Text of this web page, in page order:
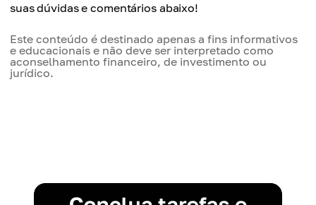
suas dúvidas e comentários abaixo!
Este conteúdo é destinado apenas a fins informativos
e educacionais e não deve ser interpretado como
aconselhamento financeiro, de investimento ou
jurídico.